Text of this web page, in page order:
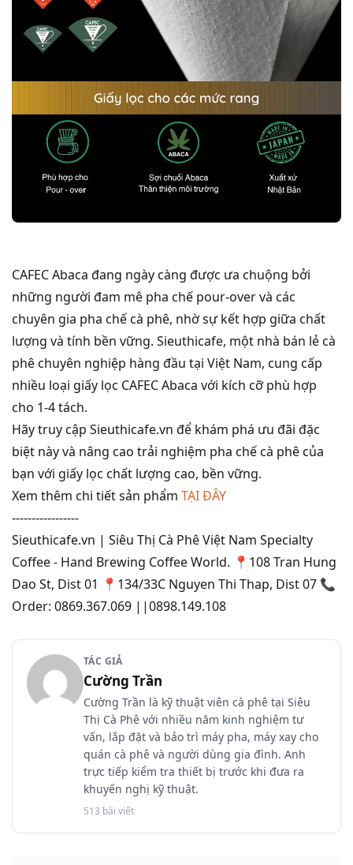
CAFEC Abaca đang ngày càng được ưa chuộng bởi
những người đam mê pha chế pour-over và các
chuyên gia pha chế cà phê, nhờ sự kết hợp giữa chất
lượng và tính bền vững. Sieuthicafe, một nhà bán lẻ cà
phê chuyên nghiệp hàng đầu tại Việt Nam, cung cấp
nhiều loại giấy lọc CAFEC Abaca với kích cỡ phù hợp
cho 1-4 tách.
Hãy truy cập Sieuthicafe.vn để khám phá ưu đãi đặc
biệt này và nâng cao trải nghiệm pha chế cà phê của
bạn với giấy lọc chất lượng cao, bền vững.
Xem thêm chi tiết sản phẩm TẠI ĐÂY
-----------------
Sieuthicafe.vn | Siêu Thị Cà Phê Việt Nam Specialty
Coffee - Hand Brewing Coffee World. 📍108 Tran Hung
Dao St, Dist 01 📍134/33C Nguyen Thi Thap, Dist 07 📞
Order: 0869.367.069 ||0898.149.108
TÁC GIẢ
Cường Trần
Cường Trần là kỹ thuật viên cà phê tại Siêu
Thị Cà Phê với nhiều năm kinh nghiệm tư
vấn, lắp đặt và bảo trì máy pha, máy xay cho
quán cà phê và người dùng gia đình. Anh
trực tiếp kiểm tra thiết bị trước khi đưa ra
khuyến nghị kỹ thuật.
513 bài viết